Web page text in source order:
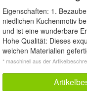
Eigenschaften: 1.
niedlichen Kuchenmotiv
und ist eine wunderbare
Hohe Qualität: Dieses
weichen Materialien
* maschinell aus der